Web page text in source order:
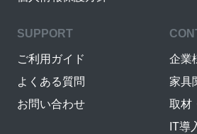
SUPPORT
ご利用ガイド
よくある質問
お問い合わせ
企業
家具
取材
IT導